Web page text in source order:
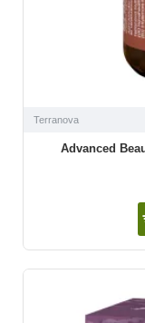
Terranova
Advanced